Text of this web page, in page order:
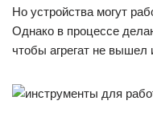
Но устройства могут
Однако в процессе
чтобы агрегат не вышел